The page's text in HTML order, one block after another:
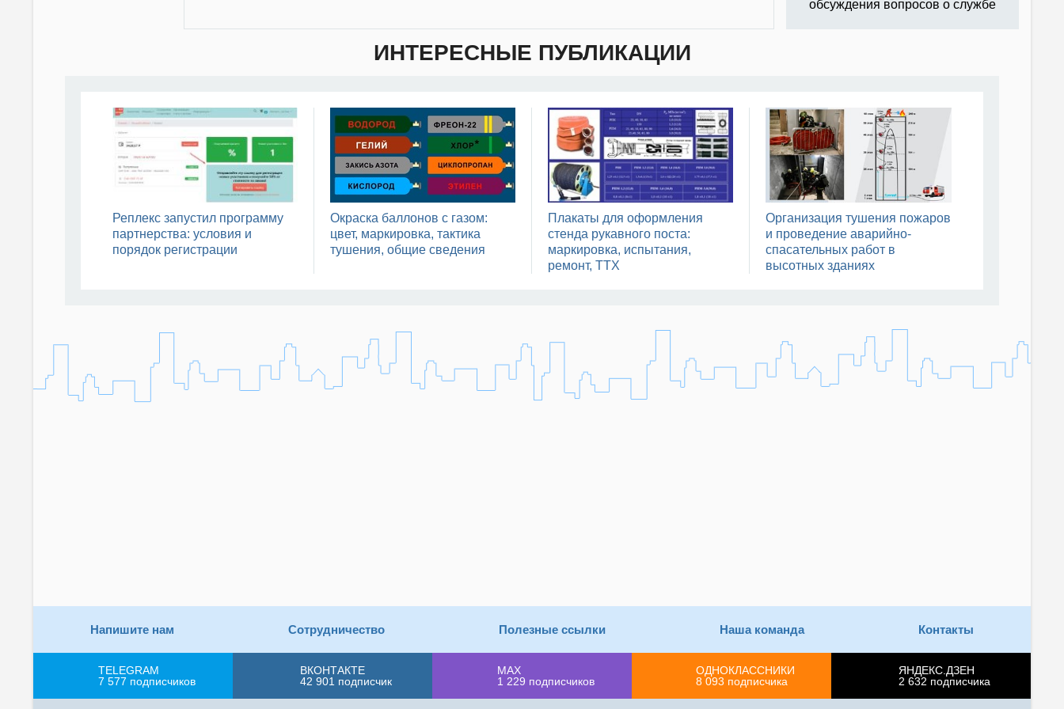
обсуждения вопросов о службе
ИНТЕРЕСНЫЕ ПУБЛИКАЦИИ
Реплекс запустил программу
партнерства: условия и
порядок регистрации
Окраска баллонов с газом:
цвет, маркировка, тактика
тушения, общие сведения
Плакаты для оформления
стенда рукавного поста:
маркировка, испытания,
ремонт, ТТХ
Организация тушения пожаров
и проведение аварийно-
спасательных работ в
высотных зданиях
Напишите нам Сотрудничество Полезные ссылки Наша команда Контакты
TELEGRAM
7 577 подписчиков
ВКОНТАКТЕ
42 901 подписчик
MAX
1 229 подписчиков
ОДНОКЛАССНИКИ
8 093 подписчика
ЯНДЕКС.ДЗЕН
2 632 подписчика